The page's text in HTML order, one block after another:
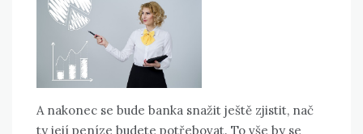
A nakonec se bude banka snažit ještě zjistit, nač
ty její peníze budete potřebovat. To vše by se